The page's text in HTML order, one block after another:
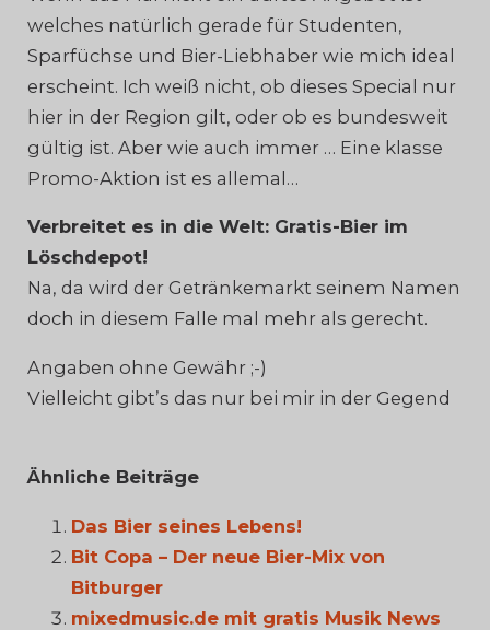
welches natürlich gerade für Studenten,
Sparfüchse und Bier-Liebhaber wie mich ideal
erscheint. Ich weiß nicht, ob dieses Special nur
hier in der Region gilt, oder ob es bundesweit
gültig ist. Aber wie auch immer … Eine klasse
Promo-Aktion ist es allemal…
Verbreitet es in die Welt: Gratis-Bier im
Löschdepot!
Na, da wird der Getränkemarkt seinem Namen
doch in diesem Falle mal mehr als gerecht.
Angaben ohne Gewähr ;-)
Vielleicht gibt’s das nur bei mir in der Gegend
Ähnliche Beiträge
Das Bier seines Lebens!
Bit Copa – Der neue Bier-Mix von
Bitburger
mixedmusic.de mit gratis Musik News